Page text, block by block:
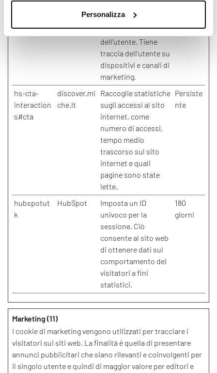
Personalizza
dispositivo e al
comportamento
dell'utente. Tiene
traccia dell'utente su
dispositivi e canali di
marketing.
hs-cta-
interaction
s#cta
discover.mi
che.it
Raccoglie statistiche
sugli accessi al sito
internet, come
numero di accessi,
tempo medio
trascorso sul sito
internet e quali
pagine sono state
lette.
Persiste
nte
hubspotut
k
HubSpot
Imposta un ID
univoco per la
sessione. Ciò
consente al sito web
di ottenere dati sul
comportamento dei
visitatori a fini
statistici.
180
giorni
Marketing (11)
I cookie di marketing vengono utilizzati per tracciare i
visitatori sui siti web. La finalità è quella di presentare
annunci pubblicitari che siano rilevanti e coinvolgenti per
il singolo utente e quindi di maggior valore per editori e